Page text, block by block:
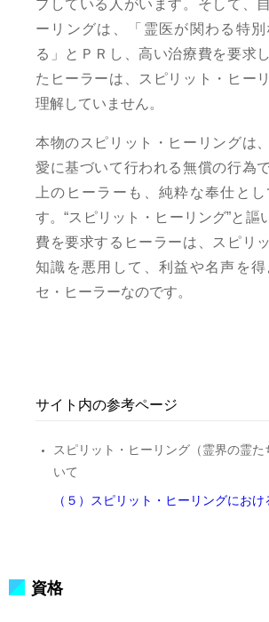
プしている人がいます。そして、
ーリングは、「霊医が関わる特
る」とＰＲし、高い治療費を要求
たヒーラーは、スピリット・ヒー
理解していません。
本物のスピリット・ヒーリングは
愛に基づいて行われる無償の行為
上のヒーラーも、純粋な奉仕と
す。“スピリット・ヒーリング”と謳
費を要求するヒーラーは、スピリ
知識を悪用して、利益や名声を
セ・ヒーラーなのです。
サイト内の参考ページ
スピリット・ヒーリング（霊界の霊
いて
（５）スピリット・ヒーリングにおけ
資格